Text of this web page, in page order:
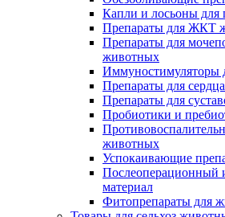
Капли и лосьоны для
Препараты для ЖКТ
Препараты для
животных
Иммуностимуляторы
Препараты для
Препараты для
Пробиотики и
животных
Успокаивающие
Послеоперационный
материал
Фитопрепараты для